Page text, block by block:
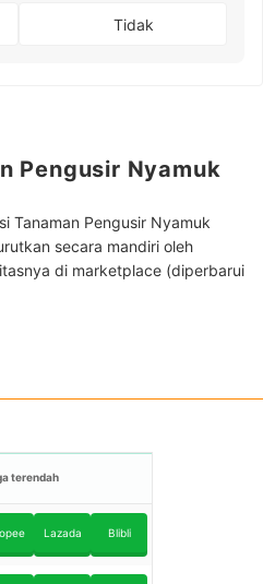
Tidak
Pengusir Nyamuk
Tanaman Pengusir Nyamuk
secara mandiri oleh
di marketplace (diperbarui
terendah
Lazada Blibli